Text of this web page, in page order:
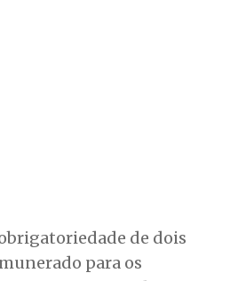
de dois
para os